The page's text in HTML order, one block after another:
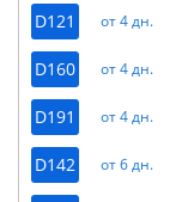
D121 от 4 дн.
D160 от 4 дн.
D191 от 4 дн.
D142 от 6 дн.